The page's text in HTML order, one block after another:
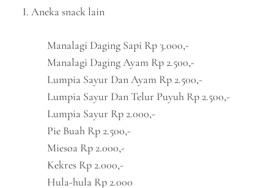
I. Aneka snack lain
Manalagi Daging Sapi Rp 3.000,-
Manalagi Daging Ayam Rp 2.500,-
Lumpia Sayur Dan Ayam Rp 2.500,-
Lumpia Sayur Dan Telur Puyuh Rp 2.500,-
Lumpia Sayur Rp 2.000,-
Pie Buah Rp 2.500,-
Miesoa Rp 2.000,-
Kekres Rp 2.000,-
Hula-hula Rp 2.000